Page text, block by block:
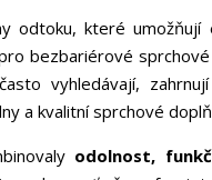
odtoku, které
bezbariérové
vyhledávají,
a kvalitní sprchové
odolnost,